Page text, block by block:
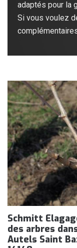
adaptés pour la
Si vous voulez
Schmitt
des arbres
Autels Saint